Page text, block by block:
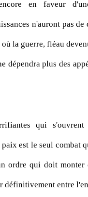
en faveur
n'auront pas
la guerre, fléau
dépendra plus des
qui
est le seul combat
ordre qui doit monter
définitivement entre